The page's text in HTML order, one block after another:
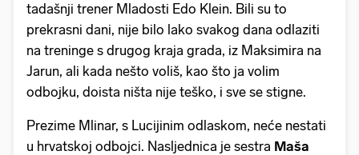
tadašnji trener Mladosti Edo Klein. Bili su to
prekrasni dani, nije bilo lako svakog dana odlaziti
na treninge s drugog kraja grada, iz Maksimira na
Jarun, ali kada nešto voliš, kao što ja volim
odbojku, doista ništa nije teško, i sve se stigne.
Prezime Mlinar, s Lucijinim odlaskom, neće nestati
u hrvatskoj odbojci. Nasljednica je sestra Maša